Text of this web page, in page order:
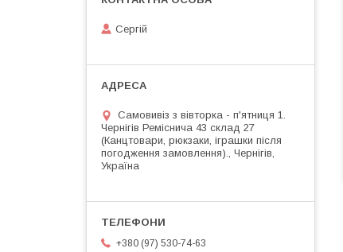
Сергій
Самовивіз з вівторка - п'ятниця 1.
Чернігів Реміснича 43 склад 27
(Канцтовари, рюкзаки, іграшки після
погодження замовлення)., Чернігів,
Україна
+380 (97) 530-74-63